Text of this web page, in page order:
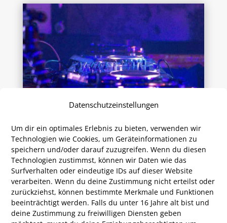
Datenschutzeinstellungen
Um dir ein optimales Erlebnis zu bieten, verwenden wir
Technologien wie Cookies, um Geräteinformationen zu
speichern und/oder darauf zuzugreifen. Wenn du diesen
Technologien zustimmst, können wir Daten wie das
Surfverhalten oder eindeutige IDs auf dieser Website
verarbeiten. Wenn du deine Zustimmung nicht erteilst oder
zurückziehst, können bestimmte Merkmale und Funktionen
beeinträchtigt werden. Falls du unter 16 Jahre alt bist und
deine Zustimmung zu freiwilligen Diensten geben
Zusammengefasst für euch:
AlsDJ aus Siegen mit Erfahrungbegleite ich
Brautpaare bei Hochzeitsfeiern mit Licht und Ton.
Ich bin jederzeit zuverlässig und immer
direkter Ansprechpartner und dadurch
persönlicher als eine Agentur oder eine Band